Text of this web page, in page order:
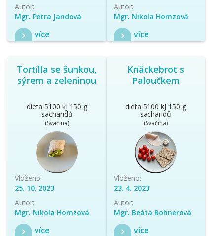
Autor:
Mgr. Petra Jandová
více
Autor:
Mgr. Nikola Homzová
více
Tortilla se šunkou,
sýrem a zeleninou
dieta 5100 kJ 150 g
sacharidů
(Svačina)
Vloženo:
25. 10. 2023
Autor:
Mgr. Nikola Homzová
více
Knäckebrot s
Paloučkem
dieta 5100 kJ 150 g
sacharidů
(Svačina)
Vloženo:
23. 4. 2023
Autor:
Mgr. Beáta Bohnerová
více